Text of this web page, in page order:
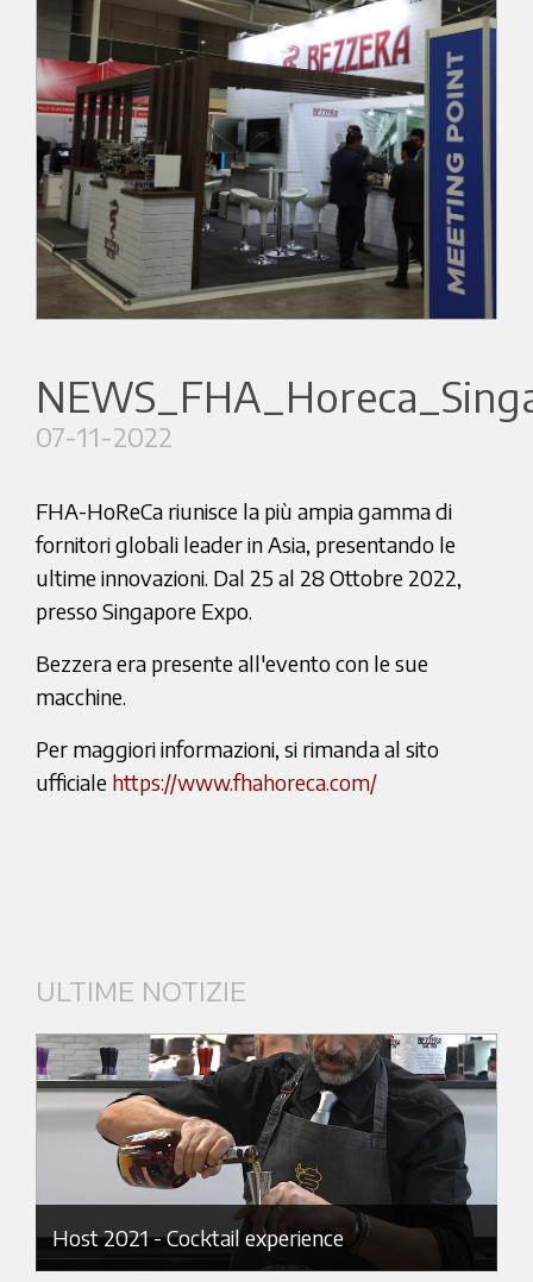
07-11-2022
FHA-HoReCa riunisce la più ampia gamma di
fornitori globali leader in Asia, presentando le
ultime innovazioni. Dal 25 al 28 Ottobre 2022,
presso Singapore Expo.
Bezzera era presente all'evento con le sue
macchine.
Per maggiori informazioni, si rimanda al sito
ufficiale https://www.fhahoreca.com/
ULTIME NOTIZIE
Host 2021 - Cocktail experience